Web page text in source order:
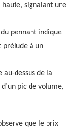
signalant une
pennant indique
prélude à un
au-dessus de la
pic de volume,
que le prix